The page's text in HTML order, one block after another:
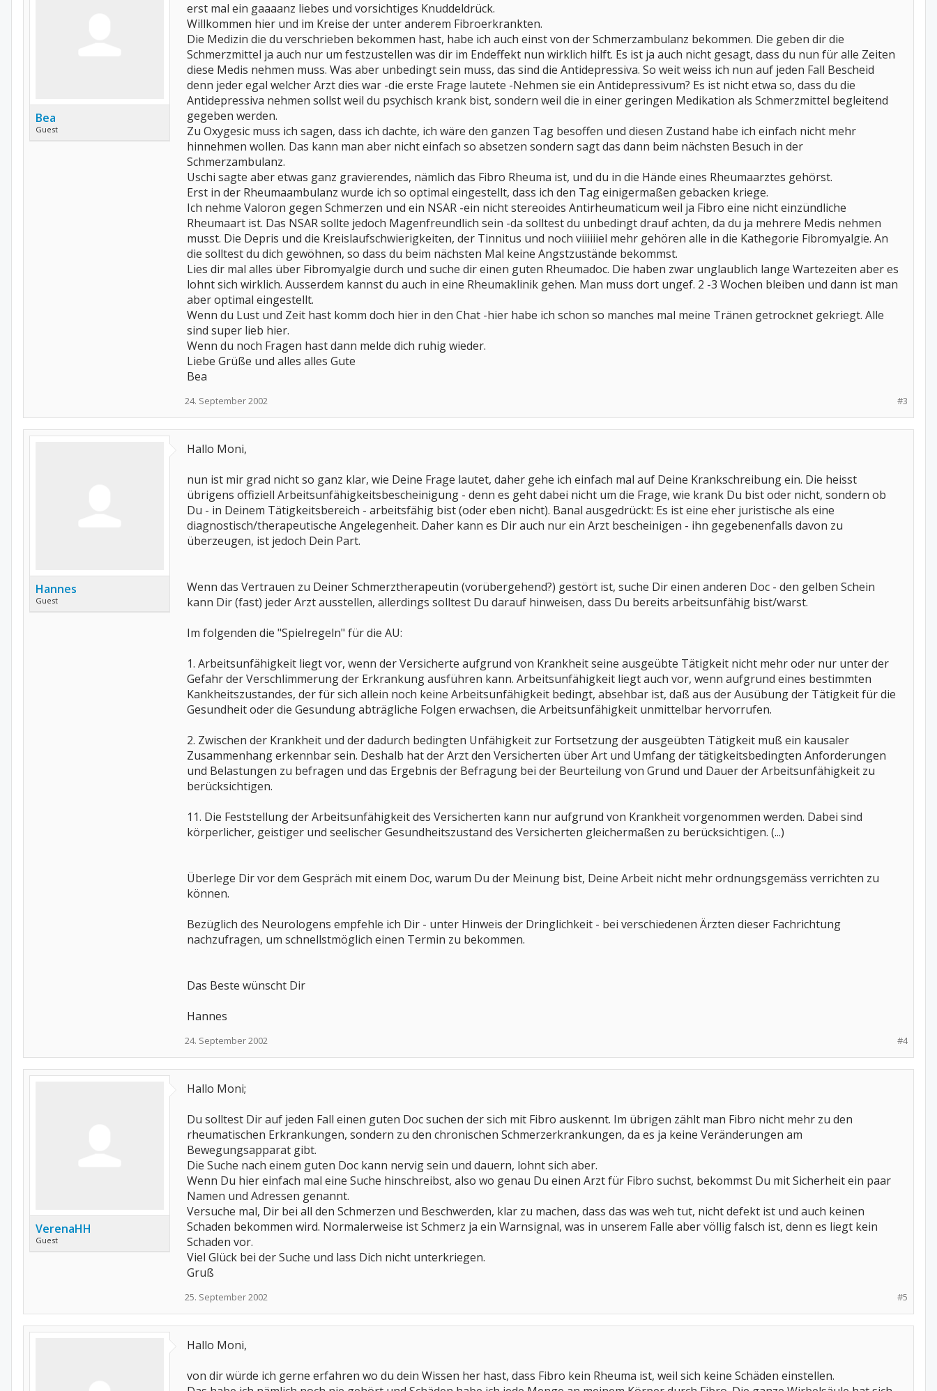
Bea
Guest
erst mal ein gaaaanz liebes und vorsichtiges Knuddeldrück.
Willkommen hier und im Kreise der unter anderem Fibroerkrankten.
Die Medizin die du verschrieben bekommen hast, habe ich auch einst von der Schmerzambulanz bekommen. Die geben dir die
Schmerzmittel ja auch nur um festzustellen was dir im Endeffekt nun wirklich hilft. Es ist ja auch nicht gesagt, dass du nun für alle Zeiten
diese Medis nehmen muss. Was aber unbedingt sein muss, das sind die Antidepressiva. So weit weiss ich nun auf jeden Fall Bescheid
denn jeder egal welcher Arzt dies war -die erste Frage lautete -Nehmen sie ein Antidepressivum? Es ist nicht etwa so, dass du die
Antidepressiva nehmen sollst weil du psychisch krank bist, sondern weil die in einer geringen Medikation als Schmerzmittel begleitend
gegeben werden.
Zu Oxygesic muss ich sagen, dass ich dachte, ich wäre den ganzen Tag besoffen und diesen Zustand habe ich einfach nicht mehr
hinnehmen wollen. Das kann man aber nicht einfach so absetzen sondern sagt das dann beim nächsten Besuch in der
Schmerzambulanz.
Uschi sagte aber etwas ganz gravierendes, nämlich das Fibro Rheuma ist, und du in die Hände eines Rheumaarztes gehörst.
Erst in der Rheumaambulanz wurde ich so optimal eingestellt, dass ich den Tag einigermaßen gebacken kriege.
Ich nehme Valoron gegen Schmerzen und ein NSAR -ein nicht stereoides Antirheumaticum weil ja Fibro eine nicht einzündliche
Rheumaart ist. Das NSAR sollte jedoch Magenfreundlich sein -da solltest du unbedingt drauf achten, da du ja mehrere Medis nehmen
musst. Die Depris und die Kreislaufschwierigkeiten, der Tinnitus und noch viiiiiiel mehr gehören alle in die Kathegorie Fibromyalgie. An
die solltest du dich gewöhnen, so dass du beim nächsten Mal keine Angstzustände bekommst.
Lies dir mal alles über Fibromyalgie durch und suche dir einen guten Rheumadoc. Die haben zwar unglaublich lange Wartezeiten aber es
lohnt sich wirklich. Ausserdem kannst du auch in eine Rheumaklinik gehen. Man muss dort ungef. 2 -3 Wochen bleiben und dann ist man
aber optimal eingestellt.
Wenn du Lust und Zeit hast komm doch hier in den Chat -hier habe ich schon so manches mal meine Tränen getrocknet gekriegt. Alle
sind super lieb hier.
Wenn du noch Fragen hast dann melde dich ruhig wieder.
Liebe Grüße und alles alles Gute
Bea
#3
24. September 2002
Hannes
Guest
Hallo Moni,
nun ist mir grad nicht so ganz klar, wie Deine Frage lautet, daher gehe ich einfach mal auf Deine Krankschreibung ein. Die heisst
übrigens offiziell Arbeitsunfähigkeitsbescheinigung - denn es geht dabei nicht um die Frage, wie krank Du bist oder nicht, sondern ob
Du - in Deinem Tätigkeitsbereich - arbeitsfähig bist (oder eben nicht). Banal ausgedrückt: Es ist eine eher juristische als eine
diagnostisch/therapeutische Angelegenheit. Daher kann es Dir auch nur ein Arzt bescheinigen - ihn gegebenenfalls davon zu
überzeugen, ist jedoch Dein Part.
Wenn das Vertrauen zu Deiner Schmerztherapeutin (vorübergehend?) gestört ist, suche Dir einen anderen Doc - den gelben Schein
kann Dir (fast) jeder Arzt ausstellen, allerdings solltest Du darauf hinweisen, dass Du bereits arbeitsunfähig bist/warst.
Im folgenden die "Spielregeln" für die AU:
1. Arbeitsunfähigkeit liegt vor, wenn der Versicherte aufgrund von Krankheit seine ausgeübte Tätigkeit nicht mehr oder nur unter der
Gefahr der Verschlimmerung der Erkrankung ausführen kann. Arbeitsunfähigkeit liegt auch vor, wenn aufgrund eines bestimmten
Kankheitszustandes, der für sich allein noch keine Arbeitsunfähigkeit bedingt, absehbar ist, daß aus der Ausübung der Tätigkeit für die
Gesundheit oder die Gesundung abträgliche Folgen erwachsen, die Arbeitsunfähigkeit unmittelbar hervorrufen.
2. Zwischen der Krankheit und der dadurch bedingten Unfähigkeit zur Fortsetzung der ausgeübten Tätigkeit muß ein kausaler
Zusammenhang erkennbar sein. Deshalb hat der Arzt den Versicherten über Art und Umfang der tätigkeitsbedingten Anforderungen
und Belastungen zu befragen und das Ergebnis der Befragung bei der Beurteilung von Grund und Dauer der Arbeitsunfähigkeit zu
berücksichtigen.
11. Die Feststellung der Arbeitsunfähigkeit des Versicherten kann nur aufgrund von Krankheit vorgenommen werden. Dabei sind
körperlicher, geistiger und seelischer Gesundheitszustand des Versicherten gleichermaßen zu berücksichtigen. (...)
Überlege Dir vor dem Gespräch mit einem Doc, warum Du der Meinung bist, Deine Arbeit nicht mehr ordnungsgemäss verrichten zu
können.
Bezüglich des Neurologens empfehle ich Dir - unter Hinweis der Dringlichkeit - bei verschiedenen Ärzten dieser Fachrichtung
nachzufragen, um schnellstmöglich einen Termin zu bekommen.
Das Beste wünscht Dir
Hannes
#4
24. September 2002
VerenaHH
Guest
Hallo Moni;
Du solltest Dir auf jeden Fall einen guten Doc suchen der sich mit Fibro auskennt. Im übrigen zählt man Fibro nicht mehr zu den
rheumatischen Erkrankungen, sondern zu den chronischen Schmerzerkrankungen, da es ja keine Veränderungen am
Bewegungsapparat gibt.
Die Suche nach einem guten Doc kann nervig sein und dauern, lohnt sich aber.
Wenn Du hier einfach mal eine Suche hinschreibst, also wo genau Du einen Arzt für Fibro suchst, bekommst Du mit Sicherheit ein paar
Namen und Adressen genannt.
Versuche mal, Dir bei all den Schmerzen und Beschwerden, klar zu machen, dass das was weh tut, nicht defekt ist und auch keinen
Schaden bekommen wird. Normalerweise ist Schmerz ja ein Warnsignal, was in unserem Falle aber völlig falsch ist, denn es liegt kein
Schaden vor.
Viel Glück bei der Suche und lass Dich nicht unterkriegen.
Gruß
#5
25. September 2002
Hallo Moni,
von dir würde ich gerne erfahren wo du dein Wissen her hast, dass Fibro kein Rheuma ist, weil sich keine Schäden einstellen.